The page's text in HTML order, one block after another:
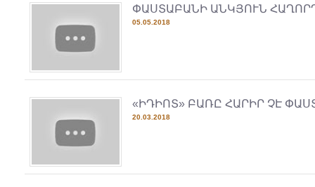
ՓԱՍՏԱԲԱՆԻ ԱՆԿՅՈՒՆ
05.05.2018
«ԻԴԻՈՏ» ԲԱՌԸ ՀԱՐԻՐ ՉԷ
20.03.2018